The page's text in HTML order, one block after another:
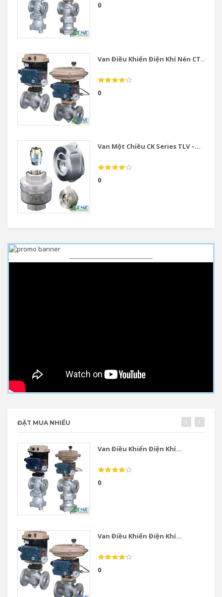
0
Van Điều Khiển Điện Khí Nén CT...
0
Van Một Chiều CK Series TLV –...
0
------------------------------------------
ĐẶT MUA NHIỀU
Van Điều Khiển Điện Khí...
0
Van Điều Khiển Điện Khí...
0